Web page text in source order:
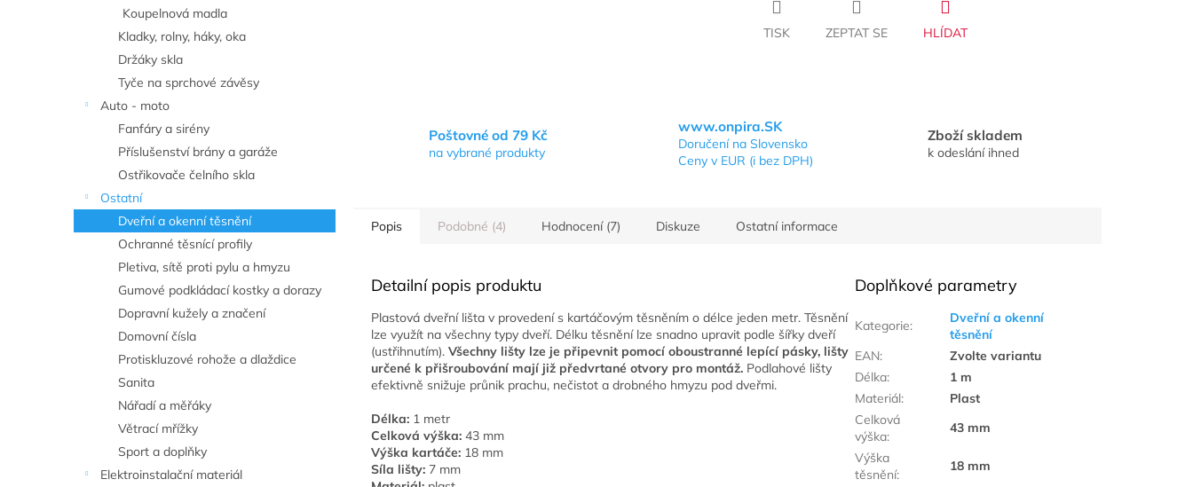
Koupelnová madla
Kladky, rolny, háky, oka
Držáky skla
Tyče na sprchové závěsy
Auto - moto
Fanfáry a sirény
Příslušenství brány a garáže
Ostřikovače čelního skla
Ostatní
Dveřní a okenní těsnění
Ochranné těsnící profily
Pletiva, sítě proti pylu a hmyzu
Gumové podkládací kostky a dorazy
Dopravní kužely a značení
Domovní čísla
Protiskluzové rohože a dlaždice
Sanita
Nářadí a měřáky
Větrací mřížky
Sport a doplňky
Elektroinstalační materiál
TISK ZEPTAT SE HLÍDAT
Poštovné od 79 Kč
na vybrané produkty
www.onpira.SK
Doručení na Slovensko
Ceny v EUR (i bez DPH)
Zboží skladem
k odeslání ihned
Popis Podobné (4) Hodnocení (7) Diskuze Ostatní informace
Detailní popis produktu
Plastová dveřní lišta v provedení s kartáčovým těsněním o délce jeden metr. Těsnění
lze využít na všechny typy dveří. Délku těsnění lze snadno upravit podle šířky dveří
(ustřihnutím). Všechny lišty lze je připevnit pomocí oboustranné lepící pásky, lišty
určené k přišroubování mají již předvrtané otvory pro montáž. Podlahové lišty
efektivně snižuje průnik prachu, nečistot a drobného hmyzu pod dveřmi.
Délka: 1 metr
Celková výška: 43 mm
Výška kartáče: 18 mm
Síla lišty: 7 mm
Doplňkové parametry
Kategorie:
Dveřní a okenní
těsnění
EAN:
Zvolte variantu
Délka:
1 m
Materiál:
Plast
Celková
výška:
43 mm
Výška
těsnění:
18 mm